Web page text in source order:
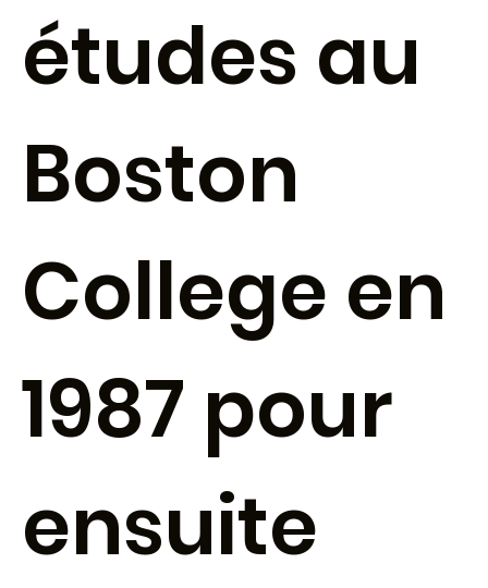
études au
Boston
College en
1987 pour
ensuite